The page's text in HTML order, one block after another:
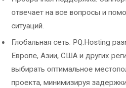
отвечает на все вопросы и
ситуаций.
Глобальная сеть. PQ.Hosting
Европе, Азии, США и других
выбирать оптимальное
проекта, минимизируя